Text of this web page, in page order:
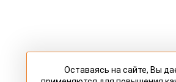
Оставаясь на сайте, Вы